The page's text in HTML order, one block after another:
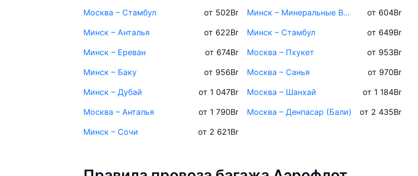
Москва – Стамбул
от 502Br Минск – Минеральные Воды от 604Br
Минск – Анталья
от 622Br Минск – Стамбул от 649Br
Минск – Ереван
от 674Br Москва – Пхукет от 953Br
Минск – Баку
от 956Br Москва – Санья от 970Br
Минск – Дубай
от 1 047Br Москва – Шанхай от 1 184Br
Москва – Анталья
от 1 790Br Москва – Денпасар (Бали) от 2 435Br
Минск – Сочи
от 2 621Br